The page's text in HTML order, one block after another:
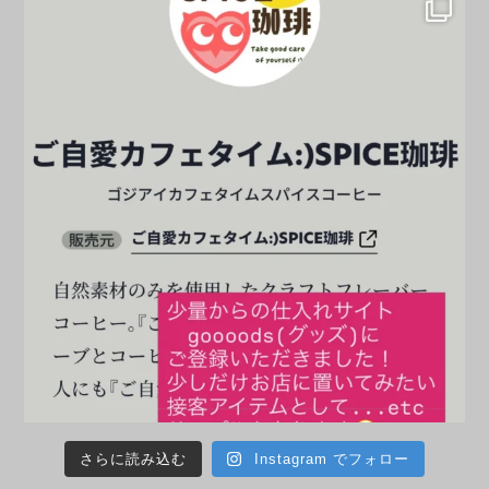
さらに読み込む Instagram でフォロー